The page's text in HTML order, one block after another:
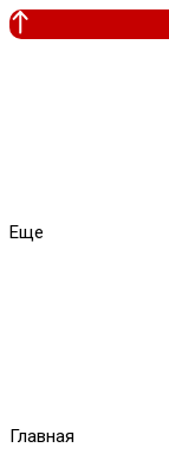
Еще
Главная